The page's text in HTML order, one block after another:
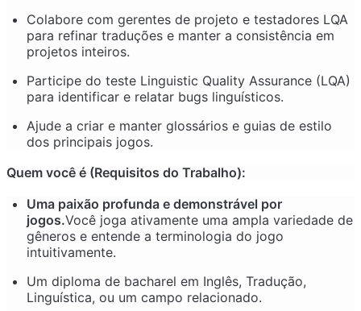
Colabore com gerentes de projeto e testadores LQA
para refinar traduções e manter a consistência em
projetos inteiros.
Participe do teste Linguistic Quality Assurance (LQA)
para identificar e relatar bugs linguísticos.
Ajude a criar e manter glossários e guias de estilo
dos principais jogos.
Quem você é (Requisitos do Trabalho):
Uma paixão profunda e demonstrável por
jogos.Você joga ativamente uma ampla variedade de
gêneros e entende a terminologia do jogo
intuitivamente.
Um diploma de bacharel em Inglês, Tradução,
Linguística, ou um campo relacionado.